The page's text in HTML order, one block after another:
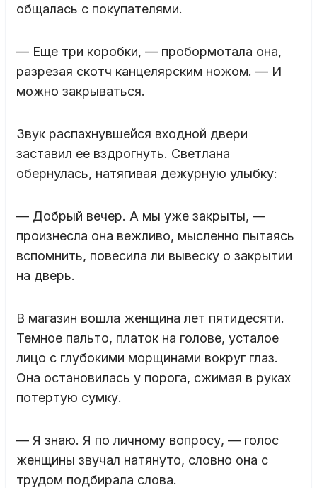
общалась с покупателями.
— Еще три коробки, — пробормотала она,
разрезая скотч канцелярским ножом. — И
можно закрываться.
Звук распахнувшейся входной двери
заставил ее вздрогнуть. Светлана
обернулась, натягивая дежурную улыбку:
— Добрый вечер. А мы уже закрыты, —
произнесла она вежливо, мысленно пытаясь
вспомнить, повесила ли вывеску о закрытии
на дверь.
В магазин вошла женщина лет пятидесяти.
Темное пальто, платок на голове, усталое
лицо с глубокими морщинами вокруг глаз.
Она остановилась у порога, сжимая в руках
потертую сумку.
— Я знаю. Я по личному вопросу, — голос
женщины звучал натянуто, словно она с
трудом подбирала слова.